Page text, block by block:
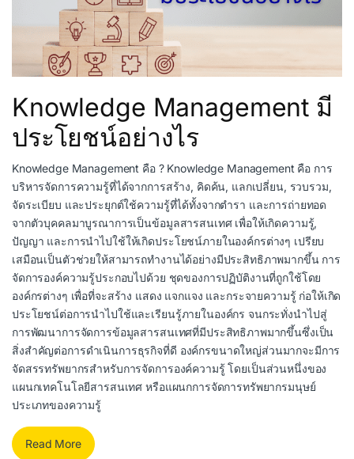
Knowledge Management มี
ประโยชน์อย่างไร
Knowledge Management คือ ? Knowledge Management คือ การ
บริหารจัดการความรู้ที่ได้จากการสร้าง, คิดค้น, แลกเปลี่ยน, รวบรวม,
จัดระเบียบ และประยุกต์ใช้ความรู้ที่ได้ทั้งจากตำรา และการถ่ายทอด
จากตัวบุคคลมาบูรณาการเป็นข้อมูลสารสนเทศ เพื่อให้เกิดความรู้,
ปัญญา และการนำไปใช้ให้เกิดประโยชน์ภายในองค์กรต่างๆ เปรียบ
เสมือนเป็นตัวช่วยให้สามารถทำงานได้อย่างมีประสิทธิภาพมากขึ้น การ
จัดการองค์ความรู้ประกอบไปด้วย ชุดของการปฏิบัติงานที่ถูกใช้โดย
องค์กรต่างๆ เพื่อที่จะสร้าง แสดง แจกแจง และกระจายความรู้ ก่อให้เกิด
ประโยชน์ต่อการนำไปใช้และเรียนรู้ภายในองค์กร จนกระทั่งนำไปสู่
การพัฒนาการจัดการข้อมูลสารสนเทศที่มีประสิทธิภาพมากขึ้นซึ่งเป็น
สิ่งสำคัญต่อการดำเนินการธุรกิจที่ดี องค์กรขนาดใหญ่ส่วนมากจะมีการ
จัดสรรทรัพยากรสำหรับการจัดการองค์ความรู้ โดยเป็นส่วนหนึ่งของ
แผนกเทคโนโลยีสารสนเทศ หรือแผนกการจัดการทรัพยากรมนุษย์
ประเภทของความรู้
Read More